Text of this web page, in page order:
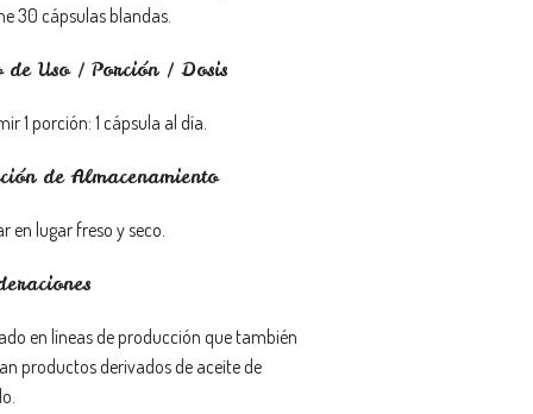
30 cápsulas blandas.
de Uso / Porción / Dosis
1 porción: 1 cápsula al día.
de Almacenamiento
en lugar freso y seco.
en líneas de producción que también
productos derivados de aceite de